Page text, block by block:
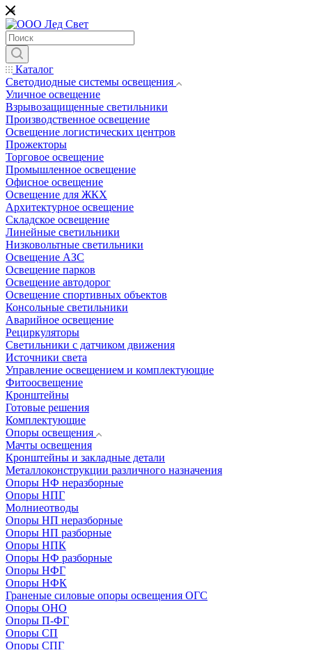
Каталог
Светодиодные системы освещения
Уличное освещение
Взрывозащищенные светильники
Производственное освещение
Освещение логистических центров
Прожекторы
Торговое освещение
Промышленное освещение
Офисное освещение
Освещение для ЖКХ
Архитектурное освещение
Складское освещение
Линейные светильники
Низковольтные светильники
Освещение АЗС
Освещение парков
Освещение автодорог
Освещение спортивных объектов
Консольные светильники
Аварийное освещение
Рециркуляторы
Светильники с датчиком движения
Источники света
Управление освещением и комплектующие
Фитоосвещение
Кронштейны
Готовые решения
Комплектующие
Опоры освещения
Мачты освещения
Кронштейны и закладные детали
Металлоконструкции различного назначения
Опоры НФ неразборные
Опоры НПГ
Молниеотводы
Опоры НП неразборные
Опоры НП разборные
Опоры НПК
Опоры НФ разборные
Опоры НФГ
Опоры НФК
Граненые силовые опоры освещения ОГС
Опоры ОНО
Опоры П-ФГ
Опоры СП
Опоры СПГ
*